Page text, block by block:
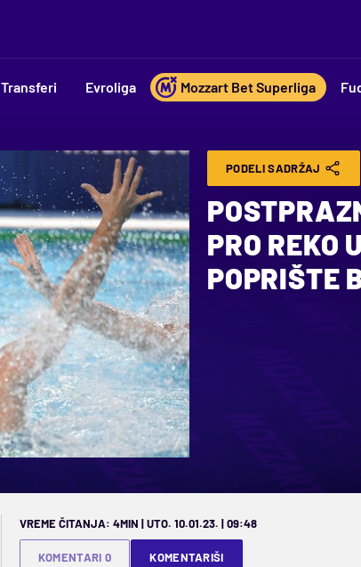
Transferi Evroliga Mozzart Bet Superliga
PODELI SADRŽAJ
PRO REKO
POPRIŠTE
VREME ČITANJA: 4MIN | UTO. 10.01.23. | 09:48
KOMENTARI 0 KOMENTARIŠI